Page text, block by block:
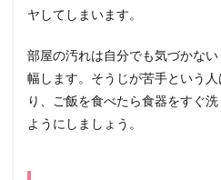
ヤしてしまいます。
部屋の汚れは自分でも気づかな
幅します。そうじが苦手という
り、ご飯を食べたら食器をすぐ
ようにしましょう。